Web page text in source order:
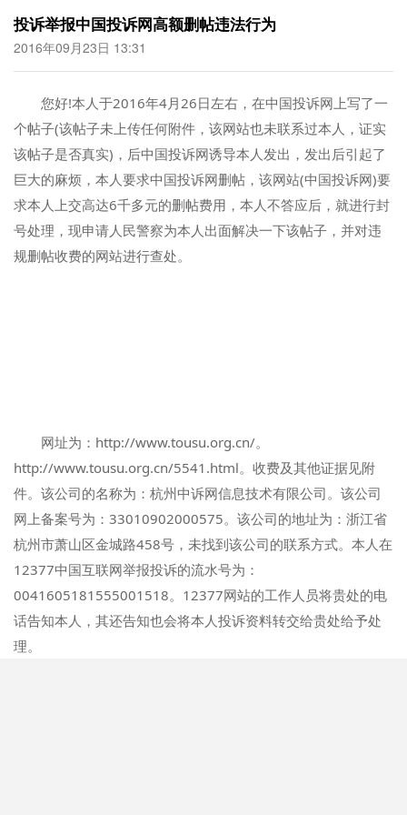
投诉举报中国投诉网高额删帖违法行为
2016年09月23日 13:31
您好!本人于2016年4月26日左右，在中国投诉网上写了一
个帖子(该帖子未上传任何附件，该网站也未联系过本人，证实
该帖子是否真实)，后中国投诉网诱导本人发出，发出后引起了
巨大的麻烦，本人要求中国投诉网删帖，该网站(中国投诉网)要
求本人上交高达6千多元的删帖费用，本人不答应后，就进行封
号处理，现申请人民警察为本人出面解决一下该帖子，并对违
规删帖收费的网站进行查处。
网址为：http://www.tousu.org.cn/。
http://www.tousu.org.cn/5541.html。收费及其他证据见附
件。该公司的名称为：杭州中诉网信息技术有限公司。该公司
网上备案号为：33010902000575。该公司的地址为：浙江省
杭州市萧山区金城路458号，未找到该公司的联系方式。本人在
12377中国互联网举报投诉的流水号为：
0041605181555001518。12377网站的工作人员将贵处的电
话告知本人，其还告知也会将本人投诉资料转交给贵处给予处
理。